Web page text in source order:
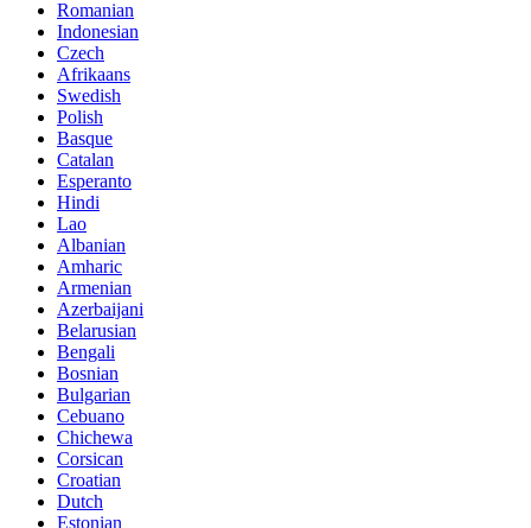
Romanian
Indonesian
Czech
Afrikaans
Swedish
Polish
Basque
Catalan
Esperanto
Hindi
Lao
Albanian
Amharic
Armenian
Azerbaijani
Belarusian
Bengali
Bosnian
Bulgarian
Cebuano
Chichewa
Corsican
Croatian
Dutch
Estonian